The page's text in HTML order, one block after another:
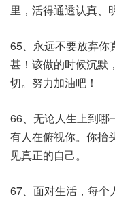
里，活得通透认真、
65、永远不要放弃你
甚！该做的时候沉默
切。努力加油吧！
66、无论人生上到哪
有人在俯视你。你抬
见真正的自己。
67、面对生活，每个